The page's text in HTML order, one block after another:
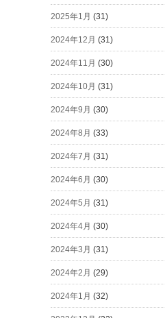
2025年1月 (31)
2024年12月 (31)
2024年11月 (30)
2024年10月 (31)
2024年9月 (30)
2024年8月 (33)
2024年7月 (31)
2024年6月 (30)
2024年5月 (31)
2024年4月 (30)
2024年3月 (31)
2024年2月 (29)
2024年1月 (32)